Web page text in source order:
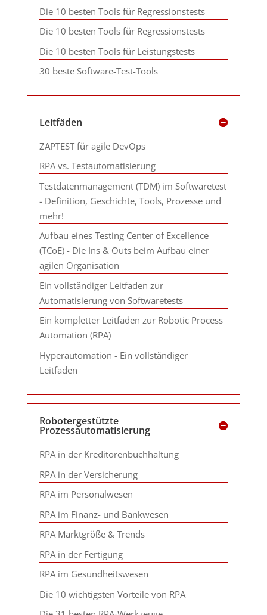
Die 10 besten Tools für Regressionstests
Die 10 besten Tools für Regressionstests
Die 10 besten Tools für Leistungstests
30 beste Software-Test-Tools
Leitfäden
ZAPTEST für agile DevOps
RPA vs. Testautomatisierung
Testdatenmanagement (TDM) im Softwaretest
- Definition, Geschichte, Tools, Prozesse und
mehr!
Aufbau eines Testing Center of Excellence
(TCoE) - Die Ins & Outs beim Aufbau einer
agilen Organisation
Ein vollständiger Leitfaden zur
Automatisierung von Softwaretests
Ein kompletter Leitfaden zur Robotic Process
Automation (RPA)
Hyperautomation - Ein vollständiger
Leitfaden
Robotergestützte
Prozessautomatisierung
RPA in der Kreditorenbuchhaltung
RPA in der Versicherung
RPA im Personalwesen
RPA im Finanz- und Bankwesen
RPA Marktgröße & Trends
RPA in der Fertigung
RPA im Gesundheitswesen
Die 10 wichtigsten Vorteile von RPA